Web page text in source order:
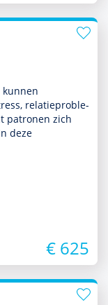
relatiepro­ble­
patronen zich
deze
€ 625